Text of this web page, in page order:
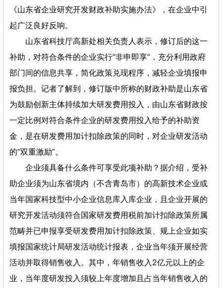
《山东省企业研究开发财政补助实施办法》，在企业中引
起广泛良好反响。
山东省科技厅高新处相关负责人表示，修订后的这一
补助，对符合条件的企业实行“非申即享”，充分利用政府
部门间的信息共享，简化政策兑现程序，减轻企业填报申
报负担。记者了解到，修订版中所称的财政补助是山东省
为鼓励创新主体持续加大研发费用投入，由山东省财政按
一定比例对符合条件企业的研发费用投入给予的补助资
金，是在研发费用加计扣除政策的同时，对企业研发活动
的“双重激励”。
企业须具备什么条件可享受此项补助？据介绍，受补
助企业须为山东省境内（不含青岛市）的高新技术企业或
当年国家科技型中小企业信息库入库企业，且企业开展的
研究开发活动须符合国家研发费用税前加计扣除政策所属
范畴并已申报享受研发费用加计扣除政策、规上企业如实
填报国家统计局研发活动统计报表，企业当年须开展经营
活动并取得销售收入。其中，年销售收入2亿元以上的企
业，当年度研发投入须较上年度增加且占当年销售收入的